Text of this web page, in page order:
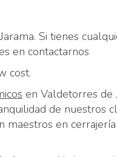
Si tienes
en contactarnos
cost.
en Valdetorres de
de nuestros
maestros en